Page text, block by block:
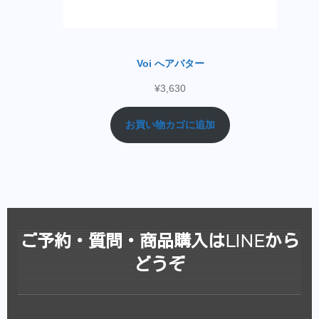
Voi へアバター
¥3,630
お買い物カゴに追加
ご予約・質問・商品購入はLINEから
どうぞ